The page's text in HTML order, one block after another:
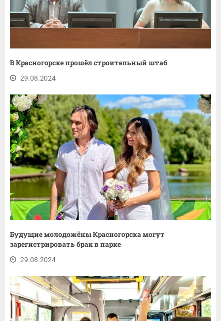
В Красногорске прошёл строительный штаб
29.08.2024
Будущие молодожёны Красногорска могут
зарегистрировать брак в парке
29.08.2024